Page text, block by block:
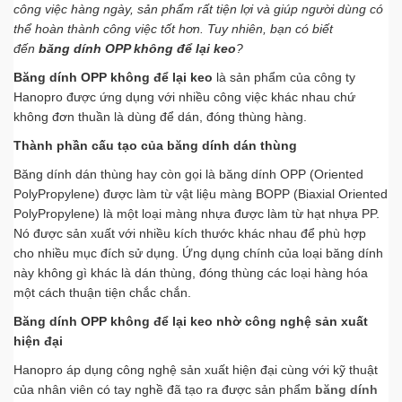
MS VÂN ANH Thái Bình
chamsockhachhang@hanopro.com
HOTLINE
chamsockhachhang@hanopro.com
MR QUÂN Hải Dương
0967 899 777
chamsockhachhang@hanopro.com
công việc hàng ngày, sản phẩm rất tiện lợi và giúp người dùng có
thể hoàn thành công việc tốt hơn. Tuy nhiên, bạn có biết
đến băng dính OPP không để lại keo?
Băng dính OPP không để lại keo là sản phẩm của công ty
Hanopro được ứng dụng với nhiều công việc khác nhau chứ
không đơn thuần là dùng để dán, đóng thùng hàng.
Thành phần cấu tạo của băng dính dán thùng
Băng dính dán thùng hay còn gọi là băng dính OPP (Oriented
PolyPropylene) được làm từ vật liệu màng BOPP (Biaxial Oriented
PolyPropylene) là một loại màng nhựa được làm từ hạt nhựa PP.
Nó được sản xuất với nhiều kích thước khác nhau để phù hợp
cho nhiều mục đích sử dụng. Ứng dụng chính của loại băng dính
này không gì khác là dán thùng, đóng thùng các loại hàng hóa
một cách thuận tiện chắc chắn.
Băng dính OPP không để lại keo nhờ công nghệ sản xuất
hiện đại
Hanopro áp dụng công nghệ sản xuất hiện đại cùng với kỹ thuật
của nhân viên có tay nghề đã tạo ra được sản phẩm băng dính